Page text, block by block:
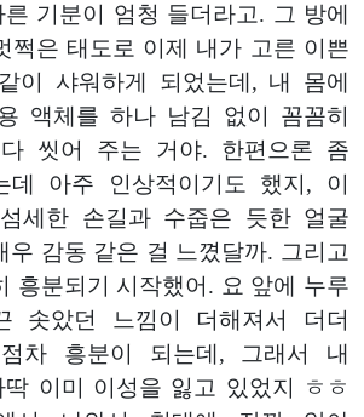
기분이 엄청 들더라고. 그 방에
쩍은 태도로 이제 내가 고른 이쁜
이 샤워하게 되었는데, 내 몸에
액체를 하나 남김 없이 꼼꼼히
씻어 주는 거야. 한편으론 좀
데 아주 인상적이기도 했지, 이
세한 손길과 수줍은 듯한 얼굴
우 감동 같은 걸 느꼈달까. 그리고
흥분되기 시작했어. 요 앞에 누루
솟았던 느낌이 더해져서 더더
차 흥분이 되는데, 그래서 내
딱 이미 이성을 잃고 있었지 ㅎㅎ